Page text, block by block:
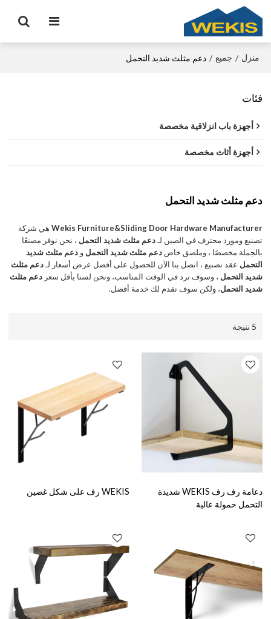
منزل / جميع / دعم مثلث شديد التحمل
فئات
أجهزة باب انزلاقية مخصصة
أجهزة أثاث مخصصة
دعم مثلث شديد التحمل
Wekis Furniture&Sliding Door Hardware Manufacturer هي شركة
تصنيع ومورد محترف في الصين لـدعم مثلث شديد التحمل ، نحن نوفر مصنعًا
بالجملة مخصصًا ، وملصق خاصدعم مثلث شديد التحمل ودعم مثلث شديد
التحمل عقد تصنيع ، اتصل بنا الآن للحصول على أفضل عرض أسعار لـدعم مثلث
شديد التحمل ، وسوف نرد في الوقت المناسب، ونحن لسنا بأقل سعردعم مثلث
شديد التحمل، ولكن سوف نقدم لك خدمة أفضل.
5 نتيجة
دعامة رف رف WEKIS شديدة
التحمل حمولة عالية
WEKIS رف على شكل غصين